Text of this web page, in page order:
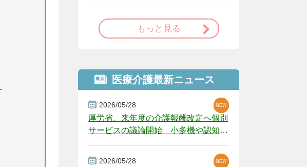
もっと見る
医療介護最新ニュース
2026/05/28
厚労省、来年度の介護報酬改定へ個別
サービスの議論開始 小多機や認知症
NEW
NEW
NEW
2026/05/28 NEW
NEW